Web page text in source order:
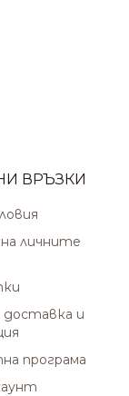
ВРЪЗКИ
личните
доставка и
програма